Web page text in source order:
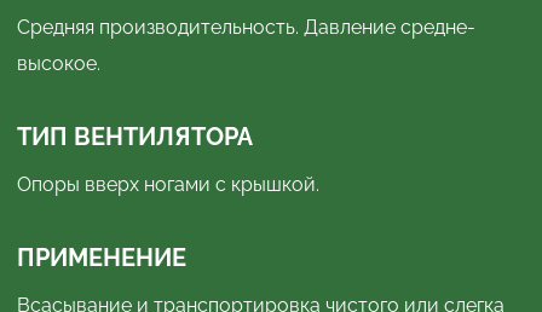
Средняя производительность. Давление средне-
высокое.
ТИП ВЕНТИЛЯТОРА
Опоры вверх ногами с крышкой.
ПРИМЕНЕНИЕ
Всасывание и транспортировка чистого или слегка